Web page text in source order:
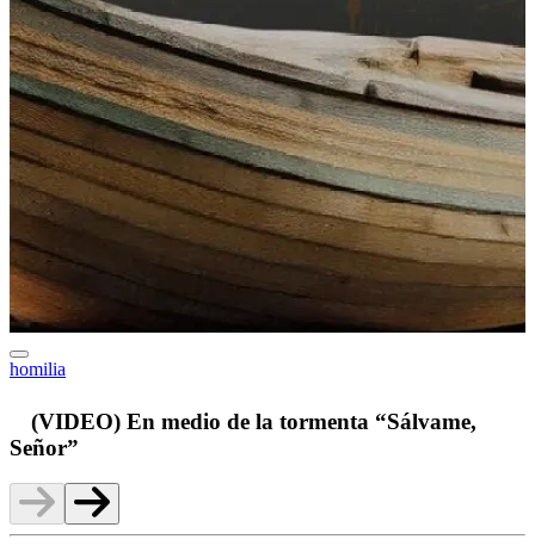
homilia
(VIDEO) En medio de la tormenta “Sálvame,
Señor”